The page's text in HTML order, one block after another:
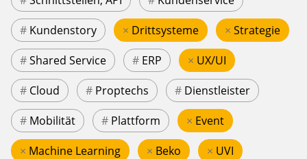
# Kundenstory × Drittsysteme × Strategie
#Shared Service # ERP × UX/UI
# Cloud # Proptechs # Dienstleister
# Mobilität # Plattform × Event
× Machine Learning × Beko × UVI